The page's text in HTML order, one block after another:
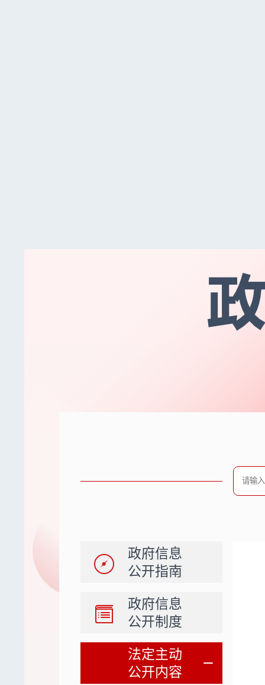
政府信息
公开指南
政府信息
公开制度
法定主动
公开内容